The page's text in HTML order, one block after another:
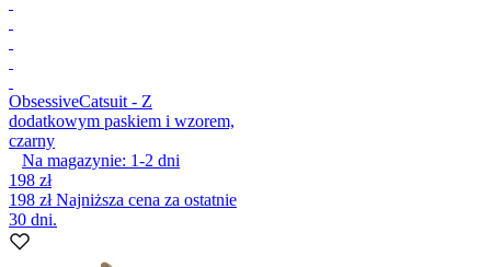
ObsessiveCatsuit - Z
dodatkowym paskiem i wzorem,
czarny
Na magazynie: 1-2 dni
198 zł
198 złNajniższa cena za ostatnie
30 dni.